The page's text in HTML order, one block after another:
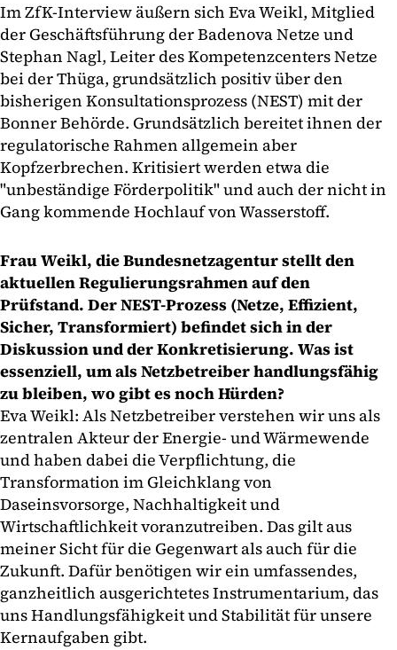
Im ZfK-Interview äußern sich Eva Weikl, Mitglied
der Geschäftsführung der Badenova Netze und
Stephan Nagl, Leiter des Kompetenzcenters Netze
bei der Thüga, grundsätzlich positiv über den
bisherigen Konsultationsprozess (NEST) mit der
Bonner Behörde. Grundsätzlich bereitet ihnen der
regulatorische Rahmen allgemein aber
Kopfzerbrechen. Kritisiert werden etwa die
"unbeständige Förderpolitik" und auch der nicht in
Gang kommende Hochlauf von Wasserstoff.
Frau Weikl, die Bundesnetzagentur stellt den
aktuellen Regulierungsrahmen auf den
Prüfstand. Der NEST-Prozess (Netze, Effizient,
Sicher, Transformiert) befindet sich in der
Diskussion und der Konkretisierung. Was ist
essenziell, um als Netzbetreiber handlungsfähig
zu bleiben, wo gibt es noch Hürden?
Eva Weikl: Als Netzbetreiber verstehen wir uns als
zentralen Akteur der Energie- und Wärmewende
und haben dabei die Verpflichtung, die
Transformation im Gleichklang von
Daseinsvorsorge, Nachhaltigkeit und
Wirtschaftlichkeit voranzutreiben. Das gilt aus
meiner Sicht für die Gegenwart als auch für die
Zukunft. Dafür benötigen wir ein umfassendes,
ganzheitlich ausgerichtetes Instrumentarium, das
uns Handlungsfähigkeit und Stabilität für unsere
Kernaufgaben gibt.